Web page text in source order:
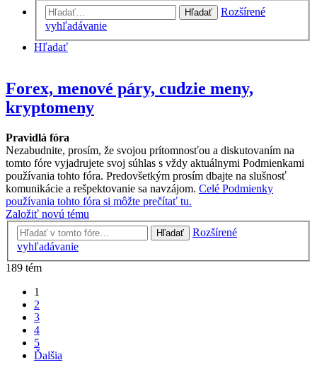
Hľadať
Rozšírené
vyhľadávanie
Hľadať
Forex, menové páry, cudzie meny,
kryptomeny
Pravidlá fóra
Nezabudnite, prosím, že svojou prítomnosťou a diskutovaním na
tomto fóre vyjadrujete svoj súhlas s vždy aktuálnymi Podmienkami
používania tohto fóra. Predovšetkým prosím dbajte na slušnosť
komunikácie a rešpektovanie sa navzájom. Celé Podmienky
používania tohto fóra si môžte prečítať tu.
Založiť novú tému
Hľadať
Rozšírené
vyhľadávanie
189 tém
1
2
3
4
5
Ďalšia